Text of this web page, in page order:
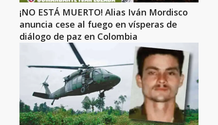
¡NO ESTÁ MUERTO! Alias Iván Mordisco
anuncia cese al fuego en vísperas de
diálogo de paz en Colombia